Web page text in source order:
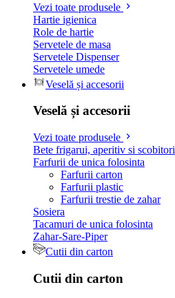
Vezi toate produsele
Hartie igienica
Role de hartie
Servetele de masa
Servetele Dispenser
Servetele umede
Veselă și accesorii
Veselă și accesorii
Vezi toate produsele
Bete frigarui, aperitiv si scobitori
Farfurii de unica folosinta
Farfurii carton
Farfurii plastic
Farfurii trestie de zahar
Sosiera
Tacamuri de unica folosinta
Zahar-Sare-Piper
Cutii din carton
Cutii din carton